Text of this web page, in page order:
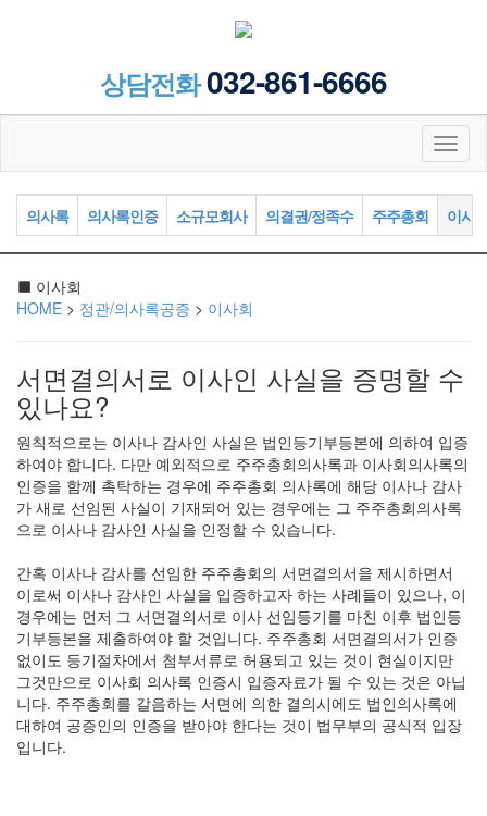
상담전화032-861-6666
의사록 의사록인증 소규모회사 의결권/정족수 주주총회 이사
이사회
HOME > 정관/의사록공증 > 이사회
서면결의서로 이사인 사실을 증명할 수
있나요?
원칙적으로는 이사나 감사인 사실은 법인등기부등본에 의하여 입증
하여야 합니다. 다만 예외적으로 주주총회의사록과 이사회의사록의
인증을 함께 촉탁하는 경우에 주주총회 의사록에 해당 이사나 감사
가 새로 선임된 사실이 기재되어 있는 경우에는 그 주주총회의사록
으로 이사나 감사인 사실을 인정할 수 있습니다.
간혹 이사나 감사를 선임한 주주총회의 서면결의서을 제시하면서
이로써 이사나 감사인 사실을 입증하고자 하는 사례들이 있으나, 이
경우에는 먼저 그 서면결의서로 이사 선임등기를 마친 이후 법인등
기부등본을 제출하여야 할 것입니다. 주주총회 서면결의서가 인증
없이도 등기절차에서 첨부서류로 허용되고 있는 것이 현실이지만
그것만으로 이사회 의사록 인증시 입증자료가 될 수 있는 것은 아닙
니다. 주주총회를 갈음하는 서면에 의한 결의시에도 법인의사록에
대하여 공증인의 인증을 받아야 한다는 것이 법무부의 공식적 입장
입니다.